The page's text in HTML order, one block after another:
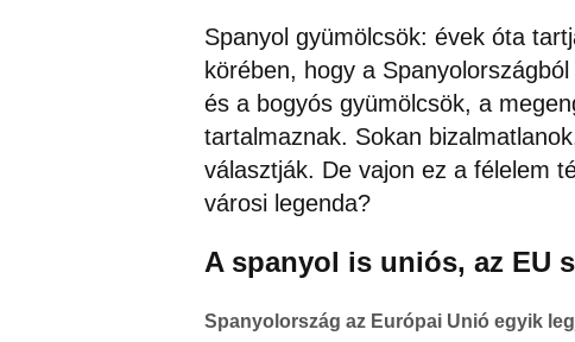
Spanyol gyümölcsök: évek óta
körében, hogy a
és a bogyós gyümölcsök, a
tartalmaznak. Sokan
választják. De vajon ez a félelem
városi legenda?
A spanyol is uniós, az EU
Spanyolország az Európai Unió egyik